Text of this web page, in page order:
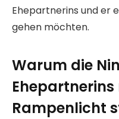
Ehepartnerins und er
gehen möchten.
Warum die
Rampenlicht